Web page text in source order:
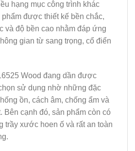
hạng mục công trình khác
phẩm được thiết kế bền chắc,
và độ bền cao nhằm đáp ứng
gian từ sang trọng, cổ điển
Wood đang dần được
sử dụng nhờ những đặc
ồn, cách âm, chống ẩm và
Bên cạnh đó, sản phẩm còn có
trầy xước hoen ố và rất an toàn